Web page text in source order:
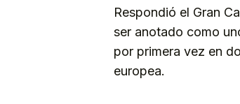
Respondió el Gran
ser anotado como
por primera vez en
europea.